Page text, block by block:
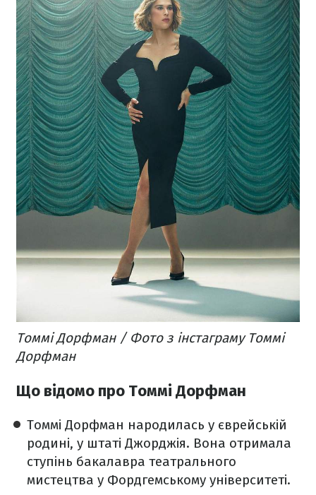
Томмі Дорфман / Фото з інстаграму Томмі
Дорфман
Що відомо про Томмі Дорфман
Томмі Дорфман народилась у єврейській
родині, у штаті Джорджія. Вона отримала
ступінь бакалавра театрального
мистецтва у Фордгемському університеті.